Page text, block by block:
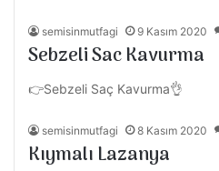
semisinmutfagi 9 Kasım 2020
Sebzeli Sac Kavurma
👉Sebzeli Saç Kavurma👌
semisinmutfagi 8 Kasım 2020
Kıymalı Lazanya